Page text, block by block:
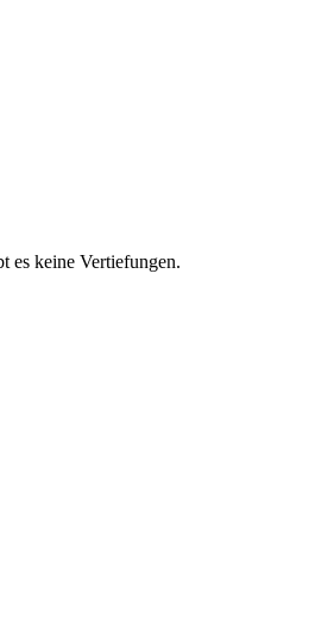
es keine Vertiefungen.